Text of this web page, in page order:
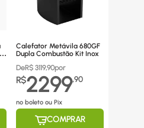
Calefator Metávila 680GF
Dupla Combustão Kit Inox
DeR$ 3119,90por
R$2299,90
no boleto ou Pix
COMPRAR